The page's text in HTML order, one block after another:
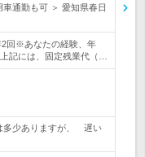
通勤も可 ＞ 愛知県春日
2回※あなたの経験、年
記には、固定残業代（…
多少ありますが、 遅い